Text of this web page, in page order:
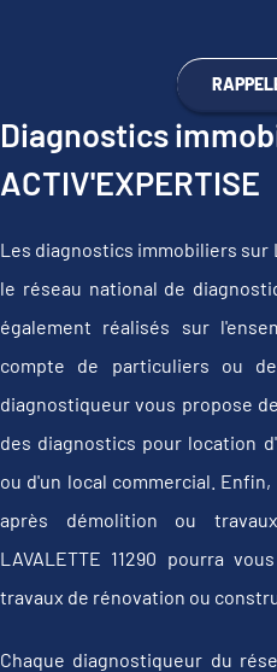
Diagnostics
ACTIV'EXPERTISE
Les diagnostics immobiliers sur
le réseau national de
également réalisés sur
compte de particuliers ou
diagnostiqueur vous propose
des diagnostics pour location
ou d'un local commercial.
après démolition ou
LAVALETTE 11290 pourra
travaux de rénovation ou
Chaque diagnostiqueur du